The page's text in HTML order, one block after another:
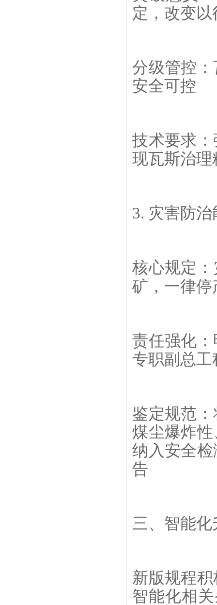
定，改变
分级管控
安全可控
技术要求
现瓦斯治理
3. 灾害防
核心规定
矿，一律
责任强化
专职副总
鉴定规范
煤尘爆炸
纳入安全
告
三、智能
新版规程
智能化相